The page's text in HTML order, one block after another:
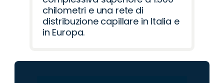
chilometri e una rete di
distribuzione capillare in Italia e
in Europa.